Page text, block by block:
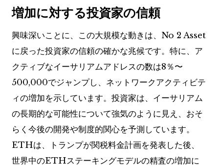
増加に対する投資家の信頼
興味深いことに、この大規模な動きは、No 2 Asset
に戻った投資家の信頼の確かな兆候です。特に、ア
クティブなイーサリアムアドレスの数は8％〜
500,000でジャンプし、ネットワークアクティビテ
ィの増加を示しています。投資家は、イーサリアム
の長期的な可能性について強気のように見え、おそ
らく今後の開発や制度的関心を予測しています。
ETHは、トランプが関税料金計画を発表した後、
世界中のETHステーキングモデルの精査の増加に